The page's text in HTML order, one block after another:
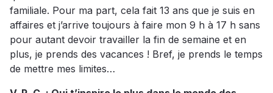
familiale. Pour ma part, cela fait 13 ans que je suis en
affaires et j’arrive toujours à faire mon 9 h à 17 h sans
pour autant devoir travailler la fin de semaine et en
plus, je prends des vacances ! Bref, je prends le temps
de mettre mes limites…